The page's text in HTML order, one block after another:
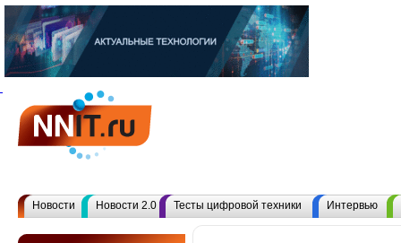
Новости Новости 2.0 Тесты цифровой техники Интервью